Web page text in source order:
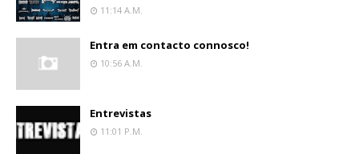
11:14 A.m.
Entra em contacto connosco!
10:56 A.m.
Entrevistas
11:01 P.m.